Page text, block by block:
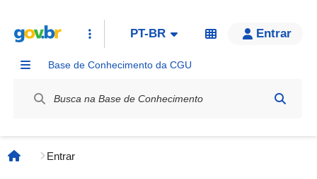
PT-BR Entrar
Base de Conhecimento da CGU
Página inicial
Entrar